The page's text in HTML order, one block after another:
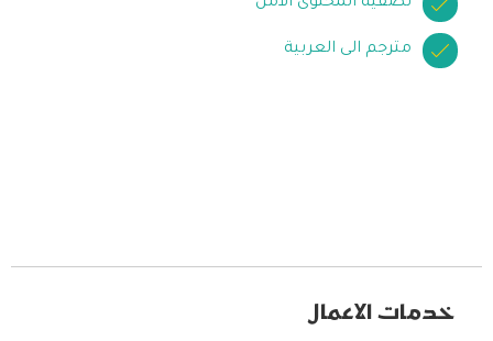
مترجم الى العربية
خدمات الاعمال